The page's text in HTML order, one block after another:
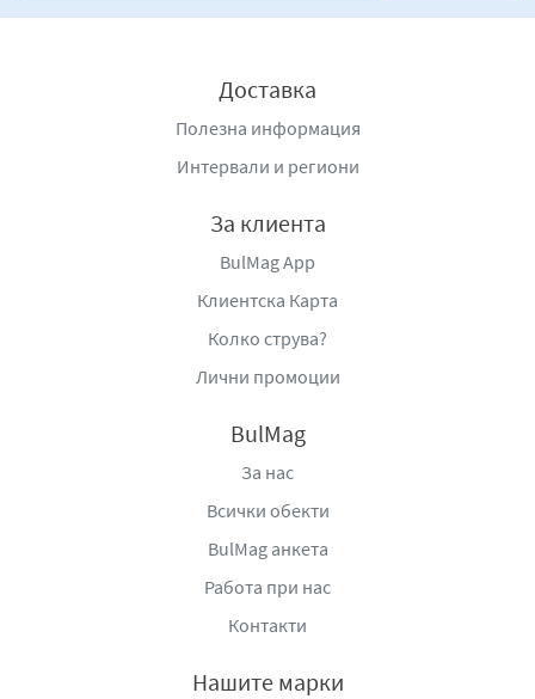
Доставка
Полезна информация
Интервали и региони
За клиента
BulMag App
Клиентска Карта
Колко струва?
Лични промоции
BulMag
За нас
Всички обекти
BulMag анкета
Работа при нас
Контакти
Нашите марки